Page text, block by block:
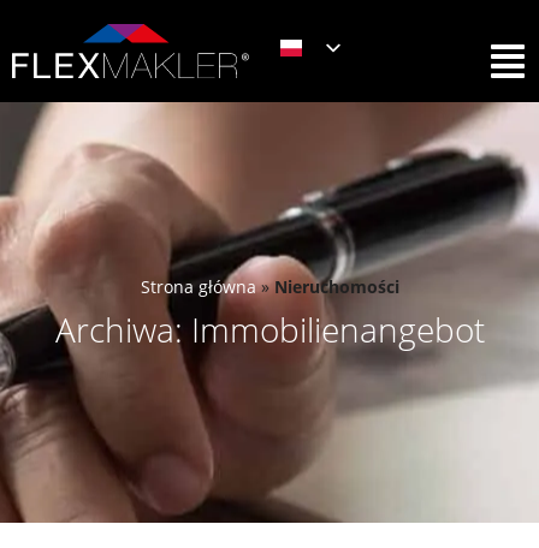
Strona główna»Nieruchomości
Archiwa: Immobilienangebot